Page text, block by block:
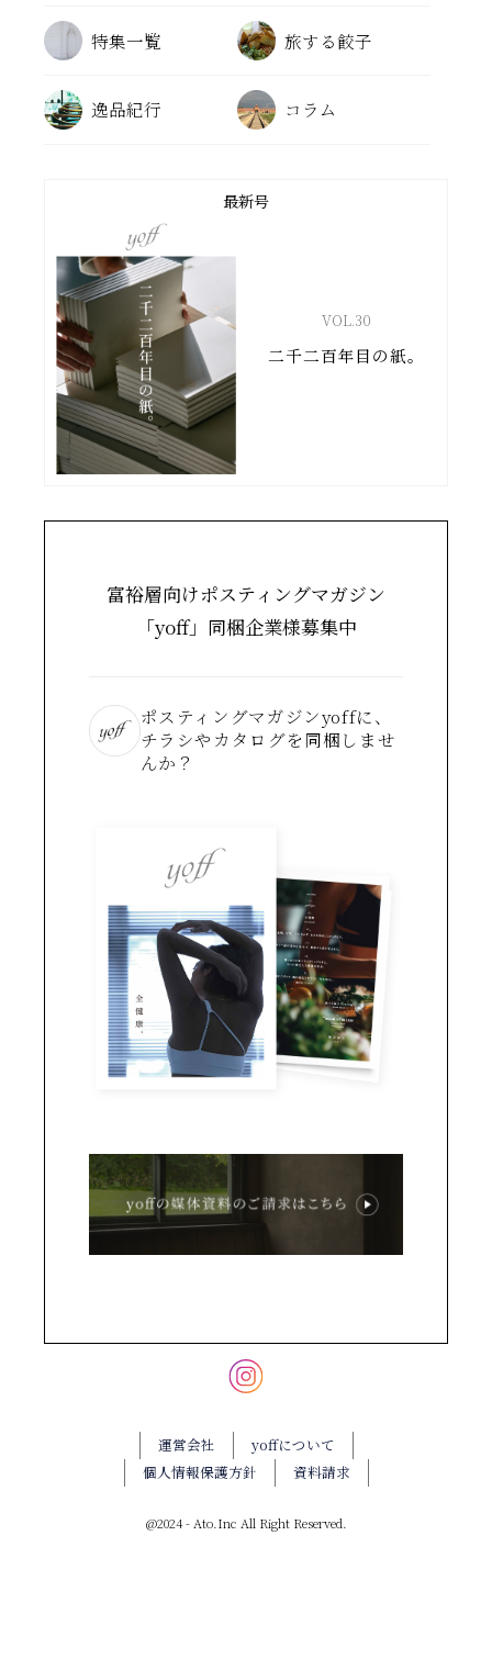
特集一覧 旅する餃子
逸品紀行 コラム
最新号
VOL.30
二千二百年目の紙。
富裕層向けポスティングマガジン
「yoff」同梱企業様募集中
ポスティングマガジンyoffに、
チラシやカタログを同梱しませ
んか？
運営会社
yoffについて
個人情報保護方針
資料請求
@2024 - Ato.Inc All Right Reserved.